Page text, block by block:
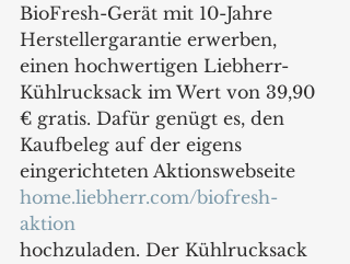
BioFresh-Gerät mit 10-Jahre
Herstellergarantie erwerben,
einen hochwertigen Liebherr-
Kühlrucksack im Wert von 39,90
€ gratis. Dafür genügt es, den
Kaufbeleg auf der eigens
eingerichteten Aktionswebseite
home.liebherr.com/biofresh-
aktion
hochzuladen. Der Kühlrucksack